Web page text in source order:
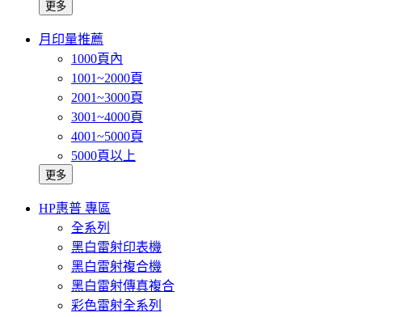
更多
月印量推薦
1000頁內
1001~2000頁
2001~3000頁
3001~4000頁
4001~5000頁
5000頁以上
更多
HP惠普 專區
全系列
黑白雷射印表機
黑白雷射複合機
黑白雷射傳真複合
彩色雷射全系列